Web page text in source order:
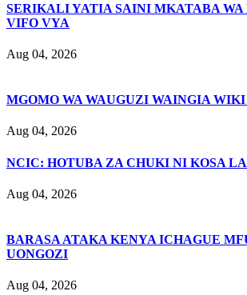
SERIKALI YATIA SAINI MKATABA WA
VIFO VYA
Aug 04, 2026
MGOMO WA WAUGUZI WAINGIA
Aug 04, 2026
NCIC: HOTUBA ZA CHUKI NI KOSA
Aug 04, 2026
BARASA ATAKA KENYA ICHAGUE
UONGOZI
Aug 04, 2026